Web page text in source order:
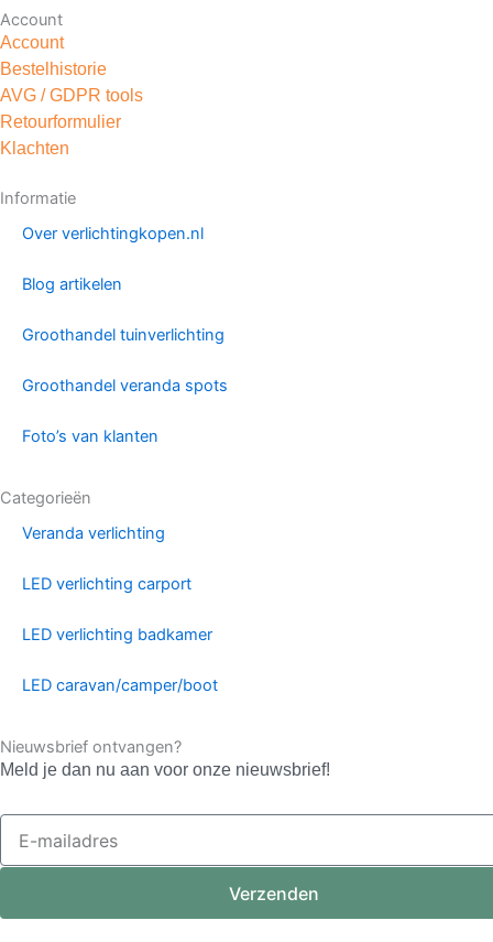
Account
Account
Bestelhistorie
AVG / GDPR tools
Retourformulier
Klachten
Informatie
Over verlichtingkopen.nl
Blog artikelen
Groothandel tuinverlichting
Groothandel veranda spots
Foto’s van klanten
Categorieën
Veranda verlichting
LED verlichting carport
LED verlichting badkamer
LED caravan/camper/boot
Nieuwsbrief ontvangen?
Meld je dan nu aan voor onze nieuwsbrief!
mailadres
Verzenden